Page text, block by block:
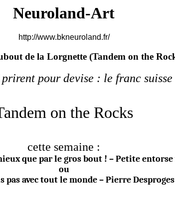
Neuroland-Art
http://www.bkneuroland.fr/
de la Lorgnette (Tandem on the
pour devise : le franc suisse
on the Rocks
cette semaine :
que par le gros bout ! – Petite
ou
avec tout le monde – Pierre